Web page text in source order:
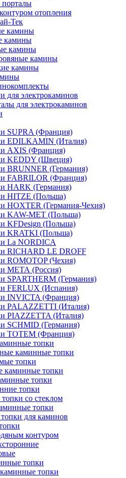
отопления
Тек
камины
камины
камины
камины
камины
для электрокаминов
для электрокаминов
SUPRA (Франция)
EDILKAMIN (Италия)
AXIS (Франция)
KEDDY (Швеция)
BRUNNER (Германия)
FABRILOR (Франция)
HARK (Германия)
HITZE (Польша)
HOXTER (Германия-Чехия)
KAW-MET (Польша)
KFDesign (Польша)
KRATKI (Польша)
La NORDICA
RICHARD LE DROFF
ROMOTOP (Чехия)
МЕТА (Россия)
SPARTHERM (Германия)
FERLUX (Испания)
INVICTA (Франция)
PALAZZETTI (Италия)
PIAZZETTA (Италия)
SCHMID (Германия)
TOTEM (Франция)
топки
каминные топки
топки
каминные топки
топки
топки
со стеклом
топки
для каминов
контуром
топки
топки